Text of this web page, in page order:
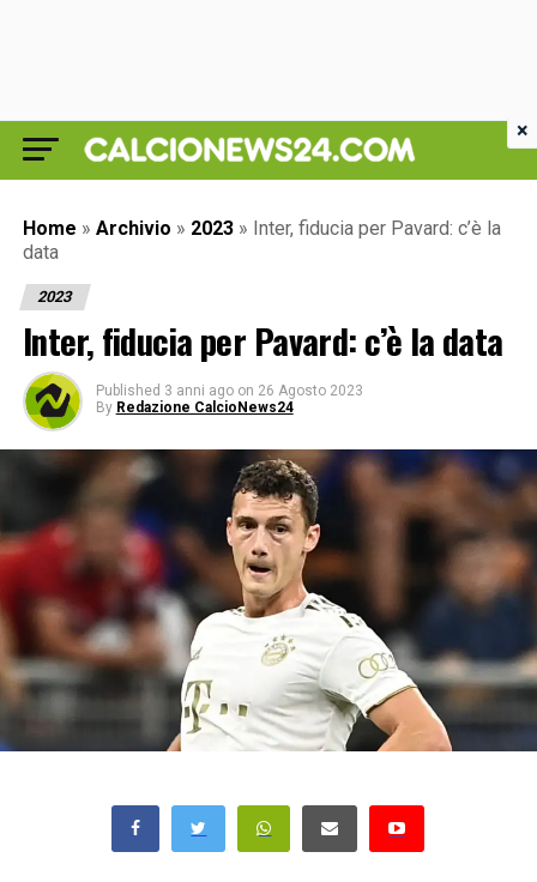
Home » Archivio » 2023 » Inter, fiducia per Pavard: c’è la
data
2023
Inter, fiducia per Pavard: c’è la data
Published 3 anni ago on 26 Agosto 2023
By Redazione CalcioNews24
×